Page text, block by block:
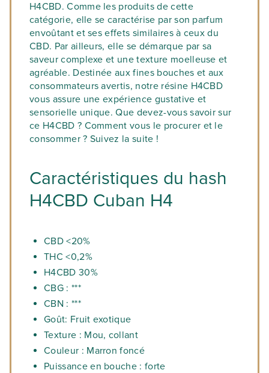
H4CBD. Comme les produits de cette
catégorie, elle se caractérise par son parfum
envoûtant et ses effets similaires à ceux du
CBD. Par ailleurs, elle se démarque par sa
saveur complexe et une texture moelleuse et
agréable. Destinée aux fines bouches et aux
consommateurs avertis, notre résine H4CBD
vous assure une expérience gustative et
sensorielle unique. Que devez-vous savoir sur
ce H4CBD ? Comment vous le procurer et le
consommer ? Suivez la suite !
Caractéristiques du hash
H4CBD Cuban H4
CBD <20%
THC <0,2%
H4CBD 30%
CBG : ***
CBN : ***
Goût: Fruit exotique
Texture : Mou, collant
Couleur : Marron foncé
Puissance en bouche : forte